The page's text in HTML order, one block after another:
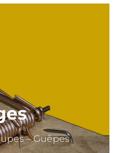
– Guêpes